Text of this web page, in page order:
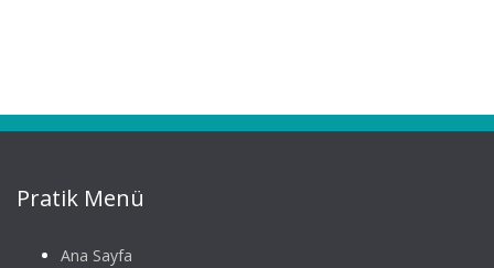
Pratik Menü
Ana Sayfa